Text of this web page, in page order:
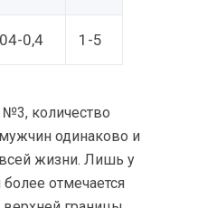
0,4 1-5
количество
одинаково и
жизни. Лишь у
отмечается